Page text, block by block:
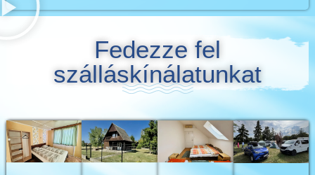
Fedezze fel
szálláskínálatunkat